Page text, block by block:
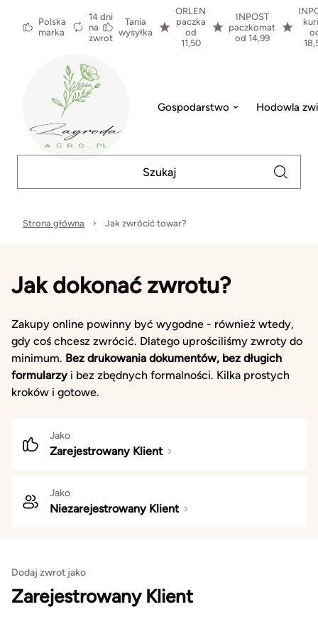
Polska
marka
14 dni
na
zwrot
Tania
wysyłka
ORLEN
paczka
od
11,50
INPOST
paczkomat
od 14,99
Gospodarstwo Hodowla
Strona główna Jak zwrócić towar?
Jak dokonać zwrotu?
Zakupy online powinny być wygodne - również wtedy,
gdy coś chcesz zwrócić. Dlatego uprościliśmy zwroty do
minimum. Bez drukowania dokumentów, bez długich
formularzyi bez zbędnych formalności. Kilka prostych
kroków i gotowe.
Jako
Zarejestrowany Klient
Jako
Niezarejestrowany Klient
Dodaj zwrot jako
Zarejestrowany Klient